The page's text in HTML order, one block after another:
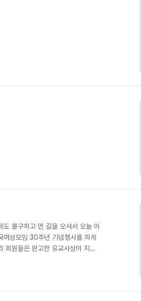
불구하고 먼 길을 오셔서 오늘 이
성모임 30주년 기념행사를 하게
회원들은 완고한 유교사상이 지배
창립부터 지금까지 한 해도 거르지